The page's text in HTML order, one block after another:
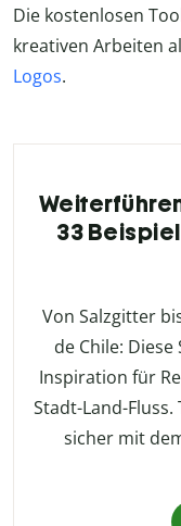
Die kostenlosen
kreativen Arbeiten
Logos.
33
Von Salzgitter
de Chile: Diese
Inspiration für
Stadt-Land-
sicher mit